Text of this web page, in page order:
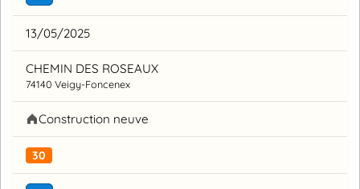
13/05/2025
CHEMIN DES ROSEAUX
74140 Veigy-Foncenex
Construction neuve
30